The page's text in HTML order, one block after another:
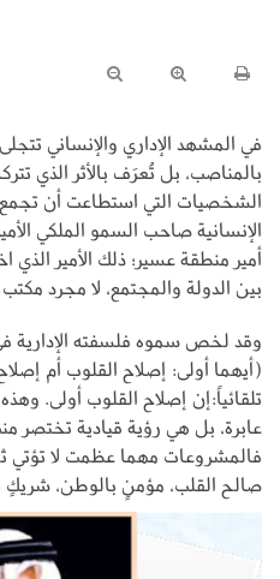
في المشهد الإداري والإنساني
بالمناصب، بل تُعرَف بالأثر الذي
الشخصيات التي استطاعت أن تجمع
الإنسانية صاحب السمو الملكي
أمير منطقة عسير؛ ذلك الأمير الذي
بين الدولة والمجتمع، لا مجرد مكتب
وقد لخص سموه فلسفته الإدارية في
(أيهما أولى: إصلاح القلوب أم
تلقائياً:إن إصلاح القلوب أولى.
عابرة، بل هي رؤية قيادية تختصر
فالمشروعات مهما عظمت لا تؤتي
صالح القلب، مؤمنٍ بالوطن، شريكٍ